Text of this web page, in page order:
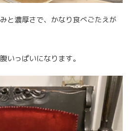
と濃厚さで、かなり食べごたえが
いっぱいになります。